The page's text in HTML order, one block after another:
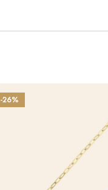
-26%